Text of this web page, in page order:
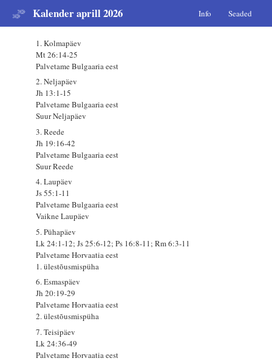
Kalender aprill 2026 Info Seaded
1. Kolmapäev
Mt 26:14-25
Palvetame Bulgaaria eest
2. Neljapäev
Jh 13:1-15
Palvetame Bulgaaria eest
Suur Neljapäev
3. Reede
Jh 19:16-42
Palvetame Bulgaaria eest
Suur Reede
4. Laupäev
Js 55:1-11
Palvetame Bulgaaria eest
Vaikne Laupäev
5. Pühapäev
Lk 24:1-12; Js 25:6-12; Ps 16:8-11; Rm 6:3-11
Palvetame Horvaatia eest
1. ülestõusmispüha
6. Esmaspäev
Jh 20:19-29
Palvetame Horvaatia eest
2. ülestõusmispüha
7. Teisipäev
Lk 24:36-49
Palvetame Horvaatia eest